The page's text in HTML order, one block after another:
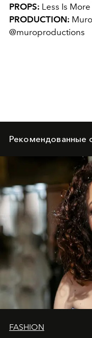
PROPS: Less Is
PRODUCTION:
@muroproductions
Рекомендованные
FASHION